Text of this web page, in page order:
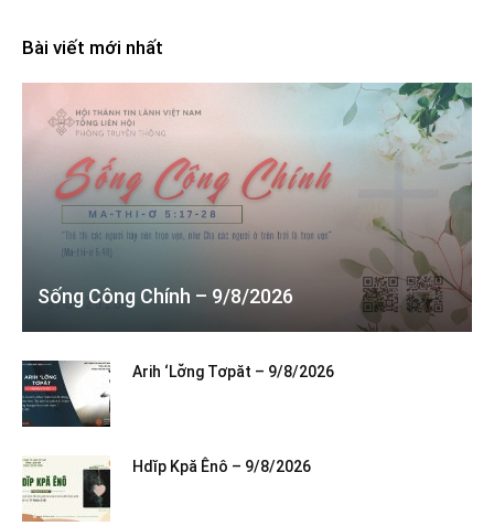
Bài viết mới nhất
Sống Công Chính – 9/8/2026
Arih ‘Lơ̆ng Tơpăt – 9/8/2026
Hdĭp Kpă Ênô – 9/8/2026